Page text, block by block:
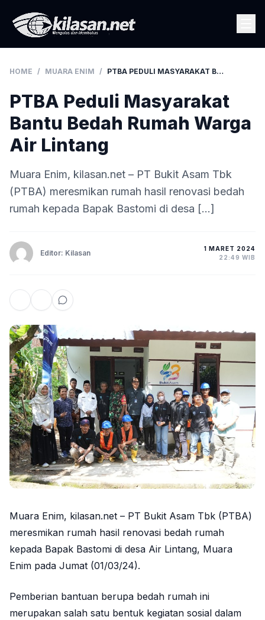
HOME / MUARA ENIM / PTBA PEDULI MASYARAKAT BANTU BEDAH RUMAH WARGA AIR LINTANG
PTBA Peduli Masyarakat
Bantu Bedah Rumah Warga
Air Lintang
Muara Enim, kilasan.net – PT Bukit Asam Tbk
(PTBA) meresmikan rumah hasil renovasi bedah
rumah kepada Bapak Bastomi di desa […]
Editor: Kilasan
1 MARET 2024
22:49 WIB
Muara Enim, kilasan.net – PT Bukit Asam Tbk (PTBA)
meresmikan rumah hasil renovasi bedah rumah
kepada Bapak Bastomi di desa Air Lintang, Muara
Enim pada Jumat (01/03/24).
Pemberian bantuan berupa bedah rumah ini
merupakan salah satu bentuk kegiatan sosial dalam